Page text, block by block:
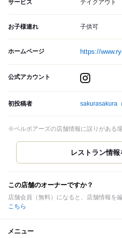
サービス テイクアウト
お子様連れ 子供可
ホームページ https://
公式アカウント
初投稿者 sakurasakura
※ベルボアーズの店舗情報に誤りがある
この店舗のオーナーですか？
店舗会員（無料）になると、店舗情報を
こちら
メニュー